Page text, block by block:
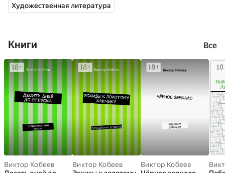
Художественная литература
Книги Все
Виктор Кобеев
Виктор Кобеев
Виктор Кобеев